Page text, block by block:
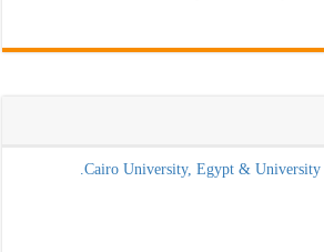
Cairo University, Egypt &